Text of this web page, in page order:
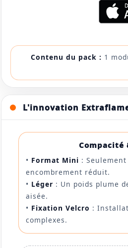
Contenu du pack : 1
L'innovation
Compacité
• Format Mini :
encombrement réduit.
• Léger : Un poids plume
aisée.
• Fixation Velcro :
complexes.